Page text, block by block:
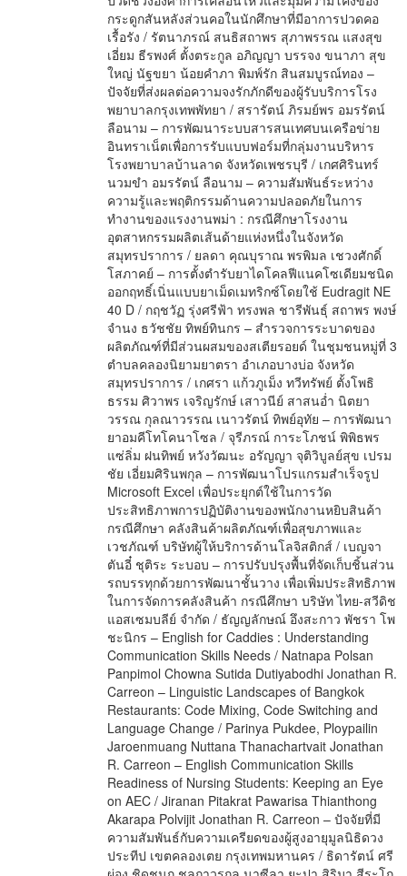
กระดูกสันหลังส่วนคอในนักศึกษาที่มีอาการปวดคอ
เรื้อรัง / รัตนาภรณ์ สนธิสถาพร สุภาพรรณ แสงสุข
เอี่ยม ธีรพงศ์ ตั้งตระกูล อภิญญา บรรจง ขนาภา สุข
ใหญ่ นัฐขยา น้อยคำภา พิมพ์รัก สินสมบูรณ์ทอง –
ปัจจัยที่ส่งผลต่อความจงรักภักดีของผู้รับบริการโรง
พยาบาลกรุงเทพพัทยา / สรารัตน์ ภิรมย์พร อมรรัตน์
ลือนาม – การพัฒนาระบบสารสนเทศบนเครือข่าย
อินทราเน็ตเพื่อการรับแบบฟอร์มที่กลุ่มงานบริหาร
โรงพยาบาลบ้านลาด จังหวัดเพชรบุรี / เกศศิรินทร์
นวมขำ อมรรัตน์ ลือนาม – ความสัมพันธ์ระหว่าง
ความรู้และพฤติกรรมด้านความปลอดภัยในการ
ทำงานของแรงงานพม่า : กรณีศึกษาโรงงาน
อุตสาหกรรมผลิตเส้นด้ายแห่งหนึ่งในจังหวัด
สมุทรปราการ / ยลดา คุณบุราณ พรพิมล เชวงศักดิ์
โสภาคย์ – การตั้งตำรับยาไดโคลฟีแนคโซเดียมชนิด
ออกฤทธิ์เนิ่นแบบยาเม็ดเมทริกซ์โดยใช้ Eudragit NE
40 D / กฤชวัฏ รุ่งศรีฟ้า ทรงพล ชารีพันธุ์ สถาพร พงษ์
จำนง ธวัชชัย ทิพย์ทินกร – สำรวจการระบาดของ
ผลิตภัณฑ์ที่มีส่วนผสมของสเตียรอยด์ ในชุมชนหมู่ที่ 3
ตำบลคลองนิยามยาตรา อำเภอบางบ่อ จังหวัด
สมุทรปราการ / เกศรา แก้วภูเม็ง ทวีทรัพย์ ตั้งโพธิ
ธรรม ศิวาพร เจริญรักษ์ เสาวนีย์ สาสนอ่ำ นิตยา
วรรณ กุลณาวรรณ เนาวรัตน์ ทิพย์อุทัย – การพัฒนา
ยาอมคีโทโคนาโซล / จุรีภรณ์ การะโภชน์ พิพิธพร
แซ่ลิ่ม ฝนทิพย์ หวังวัฒนะ อรัญญา จุติวิบูลย์สุข เปรม
ชัย เอี่ยมศิรินพกุล – การพัฒนาโปรแกรมสำเร็จรูป
Microsoft Excel เพื่อประยุกต์ใช้ในการวัด
ประสิทธิภาพการปฏิบัติงานของพนักงานหยิบสินค้า
กรณีศึกษา คลังสินค้าผลิตภัณฑ์เพื่อสุขภาพและ
เวชภัณฑ์ บริษัทผู้ให้บริการด้านโลจิสติกส์ / เบญจา
ตันอี๋ ชุติระ ระบอบ – การปรับปรุงพื้นที่จัดเก็บชิ้นส่วน
รถบรรทุกด้วยการพัฒนาชั้นวาง เพื่อเพิ่มประสิทธิภาพ
ในการจัดการคลังสินค้า กรณีศึกษา บริษัท ไทย-สวีดิช
แอสเซมบลีย์ จำกัด / ธัญญลักษณ์ อึงสะกาว พัชรา โพ
ชะนิกร – English for Caddies : Understanding
Communication Skills Needs / Natnapa Polsan
Panpimol Chowna Sutida Dutiyabodhi Jonathan R.
Carreon – Linguistic Landscapes of Bangkok
Restaurants: Code Mixing, Code Switching and
Language Change / Parinya Pukdee, Ploypailin
Jaroenmuang Nuttana Thanachartvait Jonathan
R. Carreon – English Communication Skills
Readiness of Nursing Students: Keeping an Eye
on AEC / Jiranan Pitakrat Pawarisa Thianthong
Akarapa Polvijit Jonathan R. Carreon – ปัจจัยที่มี
ความสัมพันธ์กับความเครียดของผู้สูงอายุมูลนิธิดวง
ประทีป เขตคลองเตย กรุงเทพมหานคร / ธิดารัตน์ ศรี